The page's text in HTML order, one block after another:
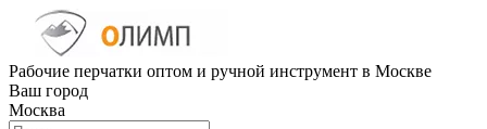
Рабочие перчатки оптом и ручной инструмент в Москве
Ваш город
Москва